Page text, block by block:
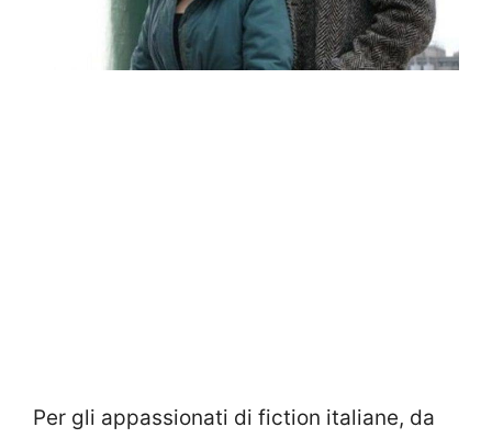
Per gli appassionati di fiction italiane, da